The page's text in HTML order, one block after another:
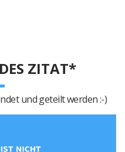
ZITAT*
und geteilt werden :-)